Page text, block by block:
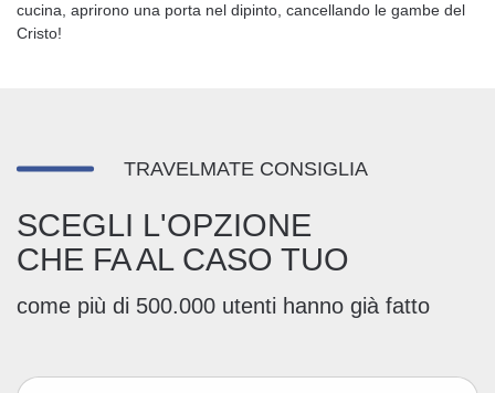
cucina, aprirono una porta nel dipinto, cancellando le gambe del
Cristo!
TRAVELMATE CONSIGLIA
SCEGLI L'OPZIONE
CHE FA AL CASO TUO
come più di 500.000 utenti hanno già fatto